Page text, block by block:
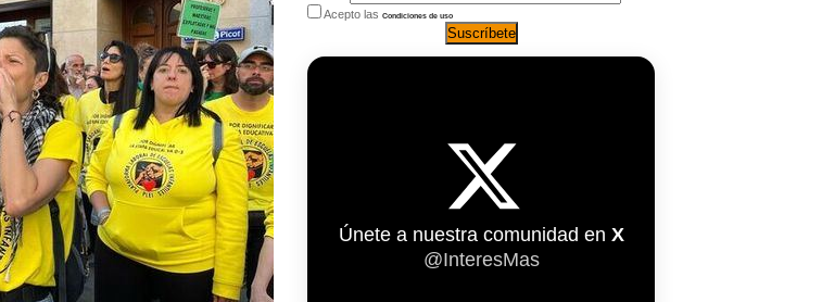
Acepto las Condiciones de uso
Únete a nuestra comunidad en X
@InteresMas